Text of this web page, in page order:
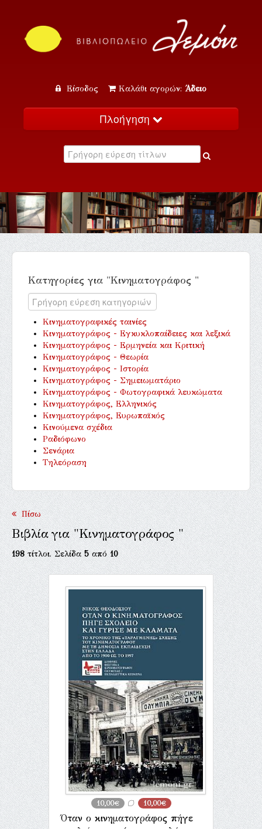
Είσοδος Καλάθι αγορών: Άδειο
Πλοήγηση
Κατάλογος
Εκδηλώσεις
Επικοινωνία
Κατηγορίες για "Κινηματογράφος "
Κινηματογραφικές ταινίες
Κινηματογράφος - Εγκυκλοπαίδειες και λεξικά
Κινηματογράφος - Ερμηνεία και Κριτική
Κινηματογράφος - Θεωρία
Κινηματογράφος - Ιστορία
Κινηματογράφος - Σημειωματάριο
Κινηματογράφος - Φωτογραφικά λευκώματα
Κινηματογράφος, Ελληνικός
Κινηματογράφος, Ευρωπαϊκός
Κινούμενα σχέδια
Ραδιόφωνο
Σενάρια
Τηλεόραση
Πίσω
Βιβλία για "Κινηματογράφος "
198τίτλοι. Σελίδα5από10
10,00€ 10,00€
Όταν ο κινηματογράφος πήγε